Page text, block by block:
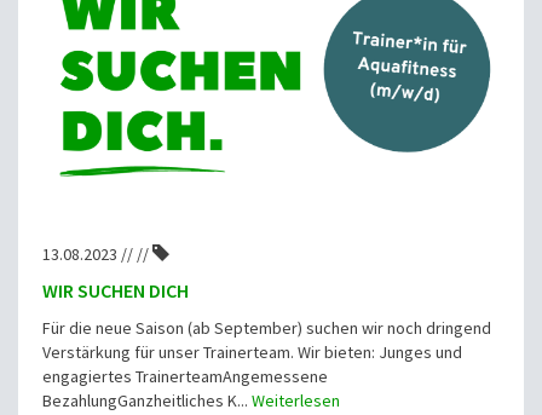
13.08.2023 // //
WIR SUCHEN DICH
Für die neue Saison (ab September) suchen wir noch dringend
Verstärkung für unser Trainerteam. Wir bieten: Junges und
engagiertes TrainerteamAngemessene
BezahlungGanzheitliches K... Weiterlesen